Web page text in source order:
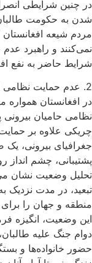
در چنین شرایطی
شدن به حکومت
مردم شیعه
نمی‌کنند و راهبرد
شرایط حاضر به نفع
2. عدم حمایت نظامی از رهبران تبعیدی
در افغانستان همواره
نظامی حامیان
چریکی علاوه بر حمایت
جغرافیای بیرونی،
پشتیبانی، چشم انداز
تحلیل وضعیت نشان
تبعید، در مدت نزدیک
منطقه و جهان را
این وضعیت، انگیزه‌
دوام جنگ علیه
حضور خانواده‌ها و